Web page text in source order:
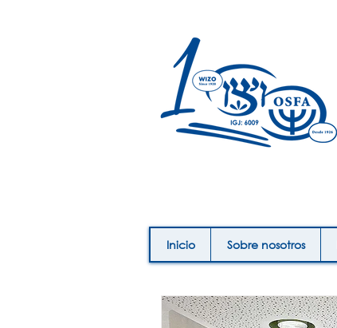
Inicio Sobre nosotros